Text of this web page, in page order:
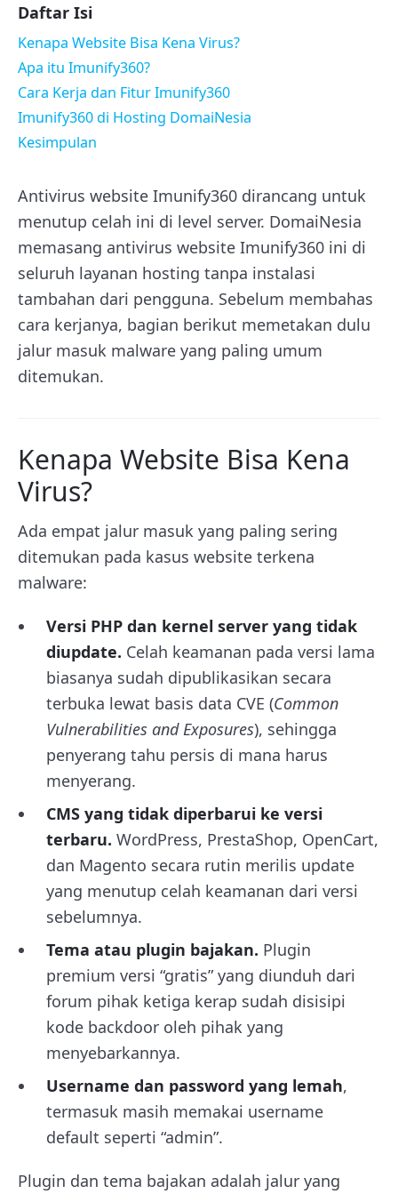
Daftar Isi
Kenapa Website Bisa Kena Virus?
Apa itu Imunify360?
Cara Kerja dan Fitur Imunify360
Imunify360 di Hosting DomaiNesia
Kesimpulan
Antivirus website Imunify360 dirancang untuk
menutup celah ini di level server. DomaiNesia
memasang antivirus website Imunify360 ini di
seluruh layanan hosting tanpa instalasi
tambahan dari pengguna. Sebelum membahas
cara kerjanya, bagian berikut memetakan dulu
jalur masuk malware yang paling umum
ditemukan.
Kenapa Website Bisa Kena
Virus?
Ada empat jalur masuk yang paling sering
ditemukan pada kasus website terkena
malware:
Versi PHP dan kernel server yang tidak
diupdate. Celah keamanan pada versi lama
biasanya sudah dipublikasikan secara
terbuka lewat basis data CVE (Common
Vulnerabilities and Exposures), sehingga
penyerang tahu persis di mana harus
menyerang.
CMS yang tidak diperbarui ke versi
terbaru. WordPress, PrestaShop, OpenCart,
dan Magento secara rutin merilis update
yang menutup celah keamanan dari versi
sebelumnya.
Tema atau plugin bajakan. Plugin
premium versi “gratis” yang diunduh dari
forum pihak ketiga kerap sudah disisipi
kode backdoor oleh pihak yang
menyebarkannya.
Username dan password yang lemah,
termasuk masih memakai username
default seperti “admin”.
Plugin dan tema bajakan adalah jalur yang